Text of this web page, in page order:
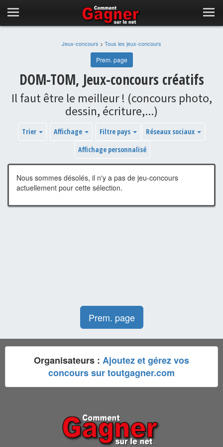
Jeux-concours > Tous les jeux-concours
Prem. page
DOM-TOM, Jeux-concours créatifs
Il faut être le meilleur ! (concours photo,
dessin, écriture,...)
Trier Affichage Filtre pays
Réseaux sociaux
Affichage personnalisé
Nous sommes désolés, il n'y a pas de jeu-concours
actuellement pour cette sélection.
Prem. page
Organisateurs : Ajoutez et gérez vos
concours sur toutgagner.com